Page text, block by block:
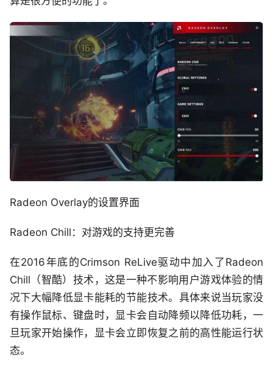
Radeon Overlay的设置界面
Radeon Chill：对游戏的支持更完善
在2016年底的Crimson ReLive驱动中加入了Radeon
Chill（智酷）技术，这是一种不影响用户游戏体验的情
况下大幅降低显卡能耗的节能技术。具体来说当玩家没
有操作鼠标、键盘时，显卡会自动降频以降低功耗，一
旦玩家开始操作，显卡会立即恢复之前的高性能运行状
态。